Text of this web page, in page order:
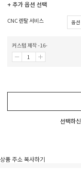
+ 추가 옵션 선택
CNC 렌탈 서비스
커스텀 제작 -16-
선택하
상품 주소 복사하기